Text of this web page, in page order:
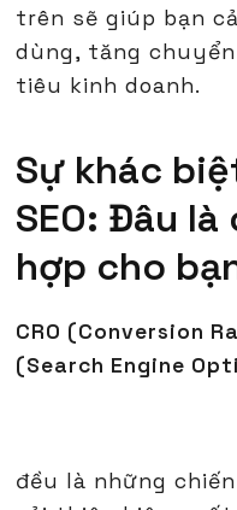
trên sẽ giúp bạn
dùng, tăng
tiêu kinh doanh.
Sự khác
SEO: Đâu
hợp cho
CRO (Conversion
(Search Engine
đều là những